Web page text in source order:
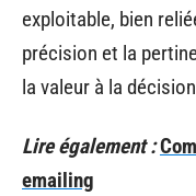
exploitable, bien
précision et la
la valeur à la
Lire également :
emailing